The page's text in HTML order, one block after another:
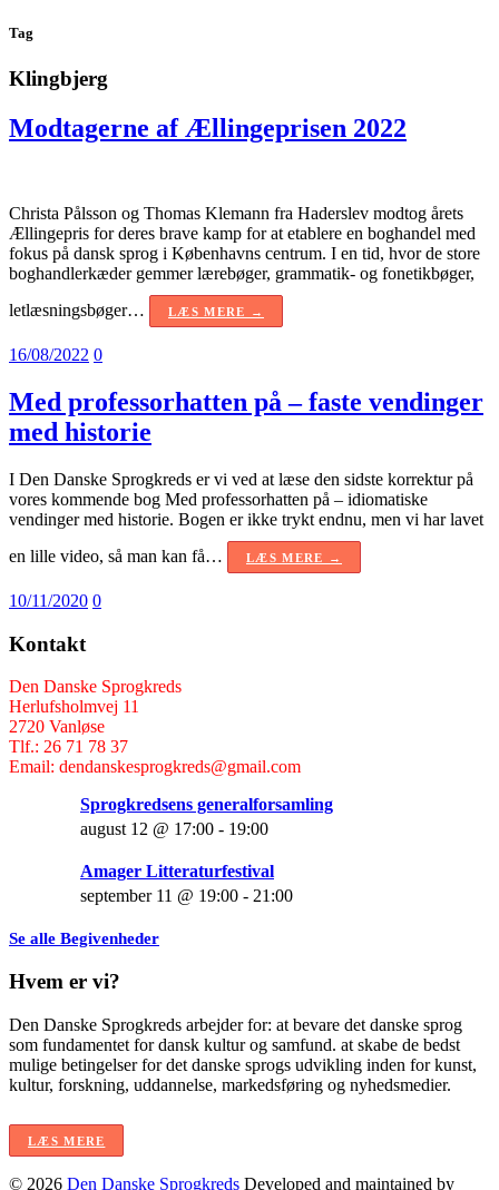
Tag
Klingbjerg
Modtagerne af Ællingeprisen 2022
Christa Pålsson og Thomas Klemann fra Haderslev modtog årets
Ællingepris for deres brave kamp for at etablere en boghandel med
fokus på dansk sprog i Københavns centrum. I en tid, hvor de store
boghandlerkæder gemmer lærebøger, grammatik- og fonetikbøger,
letlæsningsbøger…
LÆS MERE →
16/08/2022 0
Med professorhatten på – faste vendinger
med historie
I Den Danske Sprogkreds er vi ved at læse den sidste korrektur på
vores kommende bog Med professorhatten på – idiomatiske
vendinger med historie. Bogen er ikke trykt endnu, men vi har lavet
en lille video, så man kan få…
LÆS MERE →
10/11/2020 0
Kontakt
Den Danske Sprogkreds
Herlufsholmvej 11
2720 Vanløse
Tlf.: 26 71 78 37
Email: dendanskesprogkreds@gmail.com
Sprogkredsens generalforsamling
august 12 @ 17:00 - 19:00
Amager Litteraturfestival
september 11 @ 19:00 - 21:00
Se alle Begivenheder
Hvem er vi?
Den Danske Sprogkreds arbejder for: at bevare det danske sprog
som fundamentet for dansk kultur og samfund. at skabe de bedst
mulige betingelser for det danske sprogs udvikling inden for kunst,
kultur, forskning, uddannelse, markedsføring og nyhedsmedier.
LÆS MERE
© 2026 Den Danske Sprogkreds Developed and maintained by